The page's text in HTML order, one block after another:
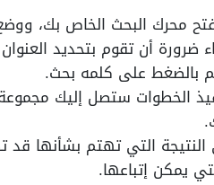
محرك البحث الخاص بك،
ضرورة أن تقوم بتحديد
بالضغط على كلمه بحث.
الخطوات ستصل إليك
النتيجة التي تهتم بشأنها
يمكن إتباعها.